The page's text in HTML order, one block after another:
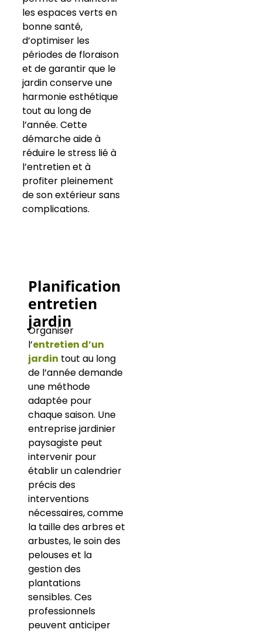
les espaces verts en
bonne santé,
d’optimiser les
périodes de floraison
et de garantir que le
jardin conserve une
harmonie esthétique
tout au long de
l’année. Cette
démarche aide à
réduire le stress lié à
l’entretien et à
profiter pleinement
de son extérieur sans
complications.
Planification
entretien
jardin
Organiser
l’entretien d’un
jardin tout au long
de l’année demande
une méthode
adaptée pour
chaque saison. Une
entreprise jardinier
paysagiste peut
intervenir pour
établir un calendrier
précis des
interventions
nécessaires, comme
la taille des arbres et
arbustes, le soin des
pelouses et la
gestion des
plantations
sensibles. Ces
professionnels
peuvent anticiper